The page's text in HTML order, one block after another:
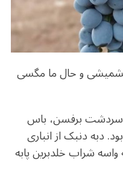
و حال ما مگسی
از سردشت برفسن، باس
دبه دنبک از انباری
واسه شراب خلدبرین پابه